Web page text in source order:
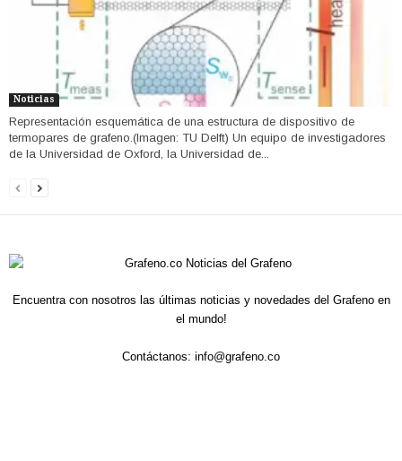
Noticias
Representación esquemática de una estructura de dispositivo de
termopares de grafeno.(Imagen: TU Delft) Un equipo de investigadores
de la Universidad de Oxford, la Universidad de...
Encuentra con nosotros las últimas noticias y novedades del Grafeno en
el mundo!
Contáctanos: info@grafeno.co